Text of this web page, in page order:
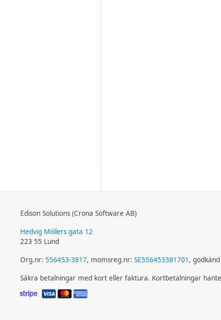
Edison Solutions (Crona Software AB)
Hedvig Möllers gata 12
223 55 Lund
Org.nr: 556453-3817, momsreg.nr: SE556453381701 ,
Säkra betalningar med kort eller faktura. Kortbetalningar